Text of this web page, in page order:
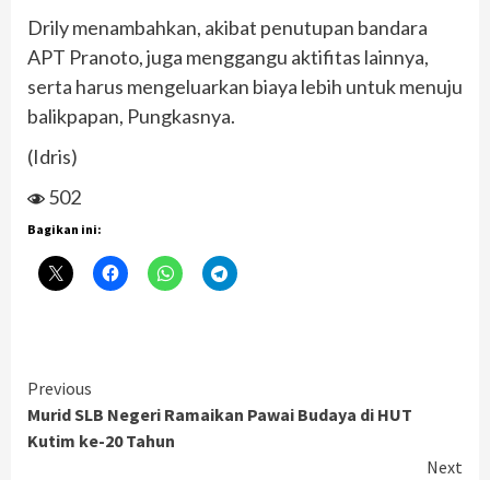
Drily menambahkan, akibat penutupan bandara
APT Pranoto, juga menggangu aktifitas lainnya,
serta harus mengeluarkan biaya lebih untuk menuju
balikpapan, Pungkasnya.
(Idris)
502
Bagikan ini:
Continue
Reading
Previous
Murid SLB Negeri Ramaikan Pawai Budaya di HUT
Kutim ke-20 Tahun
Next